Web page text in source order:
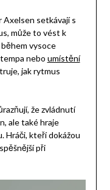
Axelsen setkávají s
může to vést k
vysoce
nebo umístění
jak rytmus
že zvládnutí
ale také hraje
Hráči, kteří dokážou
při